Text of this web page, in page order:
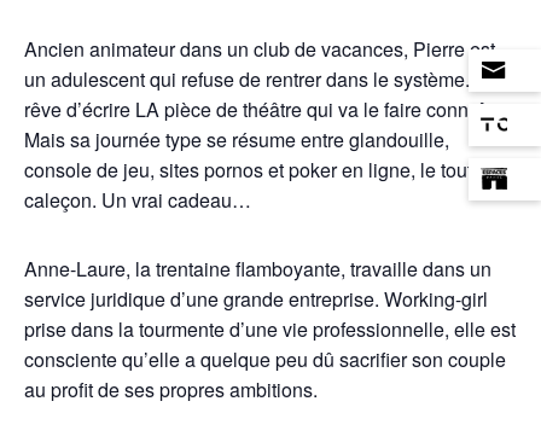
Ancien animateur dans un club de vacances, Pierre est
un adulescent qui refuse de rentrer dans le système. Il
rêve d’écrire LA pièce de théâtre qui va le faire connaître.
Mais sa journée type se résume entre glandouille,
console de jeu, sites pornos et poker en ligne, le tout en
caleçon. Un vrai cadeau…
Anne-Laure, la trentaine flamboyante, travaille dans un
service juridique d’une grande entreprise. Working-girl
prise dans la tourmente d’une vie professionnelle, elle est
consciente qu’elle a quelque peu dû sacrifier son couple
au profit de ses propres ambitions.